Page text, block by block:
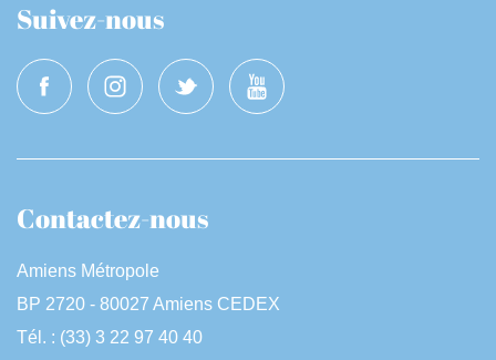
Suivez-nous
Contactez-nous
Amiens Métropole
BP 2720 - 80027 Amiens CEDEX
Tél. : (33) 3 22 97 40 40